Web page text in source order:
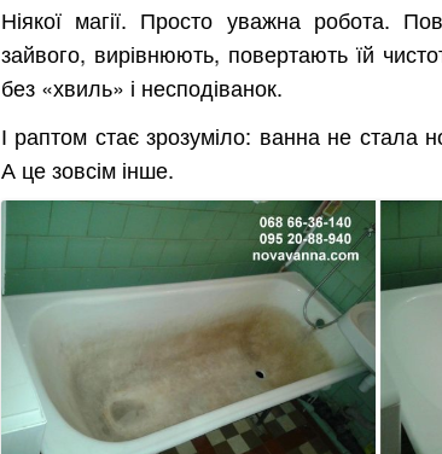
Ніякої магії. Просто уважна робота.
зайвого, вирівнюють, повертають їй
без «хвиль» і несподіванок.
І раптом стає зрозуміло: ванна не
А це зовсім інше.